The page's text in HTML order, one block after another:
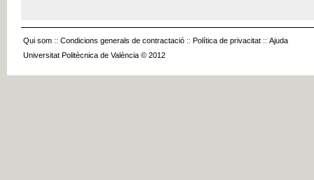
Qui som :: Condicions generals de contractació :: Política de privacitat :: Ajuda
Universitat Politècnica de València © 2012